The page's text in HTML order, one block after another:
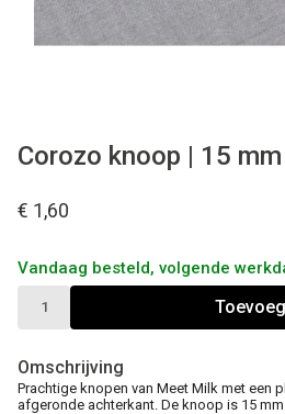
Contact
Corozo knoop | 15
€ 1,60
Vandaag besteld, volgende
Omschrijving
Prachtige knopen van Meet Milk met een
afgeronde achterkant. De knoop is 15 mm.